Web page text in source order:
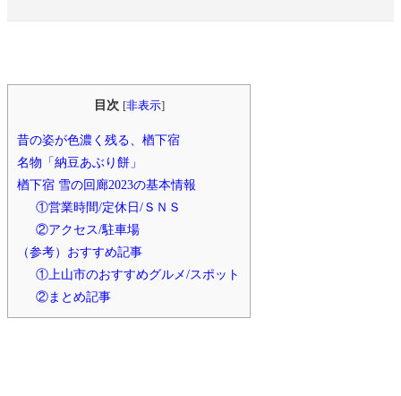
目次 [非表示]
昔の姿が色濃く残る、楢下宿
名物「納豆あぶり餅」
楢下宿 雪の回廊2023の基本情報
①営業時間/定休日/ＳＮＳ
②アクセス/駐車場
（参考）おすすめ記事
①上山市のおすすめグルメ/スポット
②まとめ記事